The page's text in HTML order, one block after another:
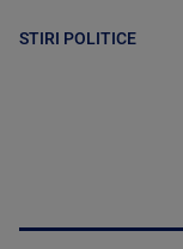
STIRI POLITICE